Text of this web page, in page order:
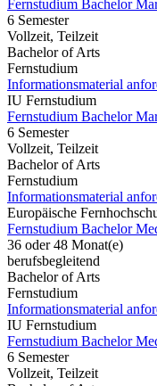
Fernstudium Bachelor
6 Semester
Vollzeit, Teilzeit
Bachelor of Arts
Fernstudium
Informationsmaterial
IU Fernstudium
Fernstudium Bachelor
6 Semester
Vollzeit, Teilzeit
Bachelor of Arts
Fernstudium
Informationsmaterial
Europäische
Fernstudium Bachelor
36 oder 48 Monat(e)
berufsbegleitend
Bachelor of Arts
Fernstudium
Informationsmaterial
IU Fernstudium
Fernstudium Bachelor
6 Semester
Vollzeit, Teilzeit